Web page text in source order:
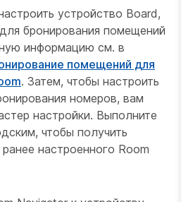
устройство Board,
бронирования помещений
информацию см. в
помещений для
. Затем, чтобы настроить
номеров, вам
настройки. Выполните
чтобы получить
настроенного Room